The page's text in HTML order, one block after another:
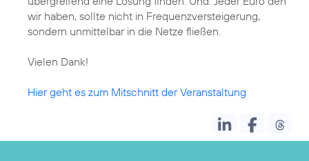
wir haben, sollte nicht in Frequenzversteigerung,
sondern unmittelbar in die Netze fließen.
Vielen Dank!
Hier geht es zum Mitschnitt der Veranstaltung